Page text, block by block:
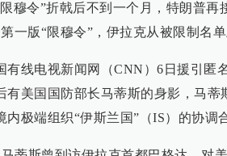
穆令”折戟后不到一个月，特朗普再
一版“限穆令”，伊拉克从被限制名单
有线电视新闻网（CNN）6日援引匿
有美国国防部长马蒂斯的身影，马
内极端组织“伊斯兰国”（IS）的协调